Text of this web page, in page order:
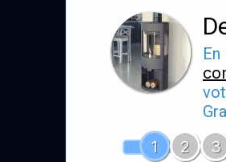
1
2 3